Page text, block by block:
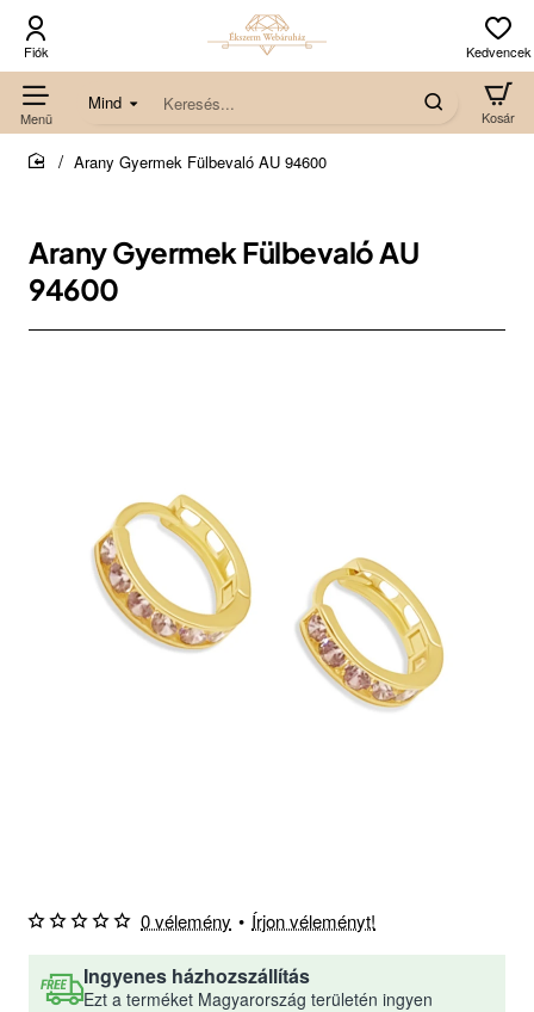
Mind
Keresés...
Arany Gyermek Fülbevaló AU 94600
Arany Gyermek Fülbevaló AU
94600
Ingyenes házhozszállítás
Ezt a terméket Magyarország területén ingyen
0 vélemény • Írjon véleményt!